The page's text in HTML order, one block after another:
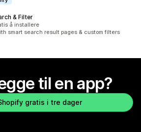
& Filter
å installere
smart search result pages & custom filters
til en app?
gratis i tre dager